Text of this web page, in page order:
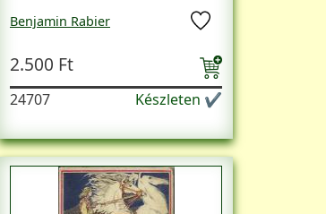
Benjamin Rabier
2.500 Ft
24707 Készleten ✔